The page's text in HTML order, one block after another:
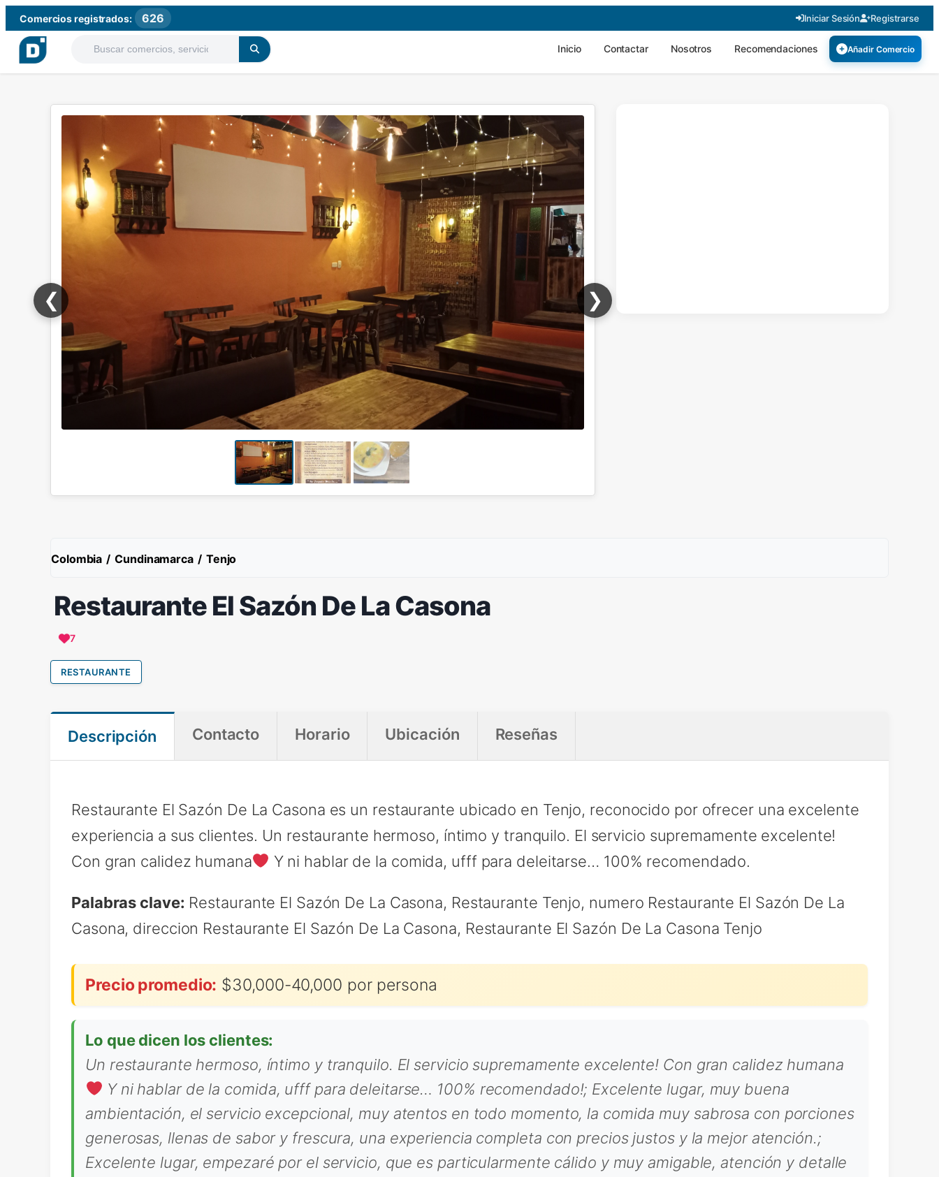
Comercios registrados: 626 Iniciar Sesión Registrarse
Inicio Contactar Nosotros Recomendaciones Añadir Comercio
❮ ❯
Colombia / Cundinamarca / Tenjo
Restaurante El Sazón De La Casona
7
RESTAURANTE
Descripción Contacto Horario Ubicación Reseñas
Restaurante El Sazón De La Casona es un restaurante ubicado en Tenjo, reconocido por ofrecer una excelente
experiencia a sus clientes. Un restaurante hermoso, íntimo y tranquilo. El servicio supremamente excelente!
Con gran calidez humana
Y ni hablar de la comida, ufff para deleitarse… 100% recomendado.
Palabras clave: Restaurante El Sazón De La Casona, Restaurante Tenjo, numero Restaurante El Sazón De La
Casona, direccion Restaurante El Sazón De La Casona, Restaurante El Sazón De La Casona Tenjo
Precio promedio: $30,000-40,000 por persona
Lo que dicen los clientes:
Un restaurante hermoso, íntimo y tranquilo. El servicio supremamente excelente! Con gran calidez humana
Y ni hablar de la comida, ufff para deleitarse… 100% recomendado!; Excelente lugar, muy buena
ambientación, el servicio excepcional, muy atentos en todo momento, la comida muy sabrosa con porciones
generosas, llenas de sabor y frescura, una experiencia completa con precios justos y la mejor atención.;
Excelente lugar, empezaré por el servicio, que es particularmente cálido y muy amigable, atención y detalle